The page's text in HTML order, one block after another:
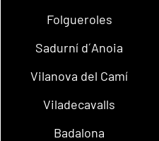
Folgueroles
Sadurní d´Anoia
Vilanova del Camí
Viladecavalls
Badalona